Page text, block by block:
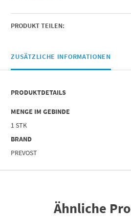
1,5
mm
PRODUKT TEILEN:
ZUSÄTZLICHE INFORMATIONEN
PRODUKTDETAILS
MENGE IM GEBINDE
1 STK
BRAND
PREVOST
Ähnliche